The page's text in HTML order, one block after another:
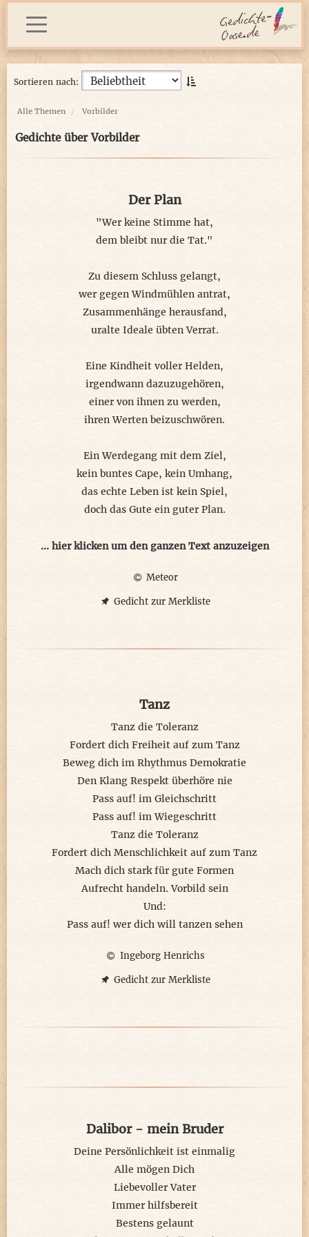
Sortieren nach:
Alle Themen Vorbilder
Gedichte über Vorbilder
Der Plan
"Wer keine Stimme hat,
dem bleibt nur die Tat."
Zu diesem Schluss gelangt,
wer gegen Windmühlen antrat,
Zusammenhänge herausfand,
uralte Ideale übten Verrat.
Eine Kindheit voller Helden,
irgendwann dazuzugehören,
einer von ihnen zu werden,
ihren Werten beizuschwören.
Ein Werdegang mit dem Ziel,
kein buntes Cape, kein Umhang,
das echte Leben ist kein Spiel,
doch das Gute ein guter Plan.
Alle bisherigen Proben abgelegt,
wenn jetzt diese Stunde schlägt,
alle Ratschläge wohl beachtet.
doch der ist nicht von dieser Welt,
Gegen Windmühlen hilft Windstille,
und ein einsamer eisener Wille,
und eine Tat, die jeden überrascht,
weil Sturm gegen die Mühlen rast.
...
Ein Ende ist noch nicht abzusehen
weil einige Räder feige abdrehen,
sich hinter Ausflüchten verstecken,
verkleidet ihre Schuld verdecken.
Kinder für die Nachfolge zu finden,
für die halte ich die Ideale empor,
... hier klicken um den ganzen Text anzuzeigen
Meteor
Gedicht zur Merkliste
Tanz
Tanz die Toleranz
Fordert dich Freiheit auf zum Tanz
Beweg dich im Rhythmus Demokratie
Den Klang Respekt überhöre nie
Pass auf! im Gleichschritt
Pass auf! im Wiegeschritt
Tanz die Toleranz
Fordert dich Menschlichkeit auf zum Tanz
Mach dich stark für gute Formen
Aufrecht handeln. Vorbild sein
Und:
Pass auf! wer dich will tanzen sehen
Ingeborg Henrichs
Gedicht zur Merkliste
Dalibor - mein Bruder
Deine Persönlichkeit ist einmalig
Alle mögen Dich
Liebevoller Vater
Immer hilfsbereit
Bestens gelaunt